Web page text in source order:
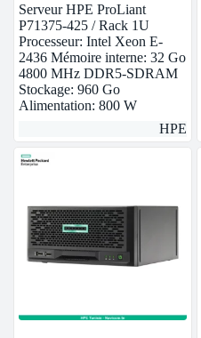
Serveur HPE ProLiant
P71375-425 / Rack 1U
Processeur: Intel Xeon E-
2436 Mémoire interne: 32 Go
4800 MHz DDR5-SDRAM
Stockage: 960 Go
Alimentation: 800 W
HPE